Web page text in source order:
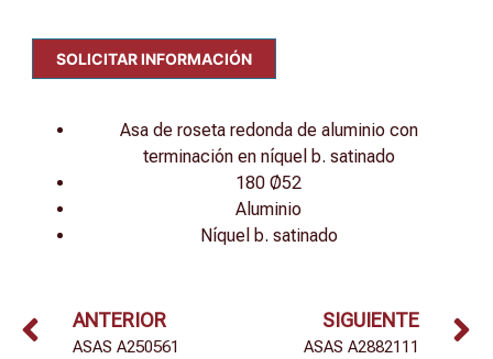
SOLICITAR INFORMACIÓN
Asa de roseta redonda de aluminio con
terminación en níquel b. satinado
180 Ø52
Aluminio
Níquel b. satinado
ANTERIOR
ASAS A250561
SIGUIENTE
ASAS A2882111